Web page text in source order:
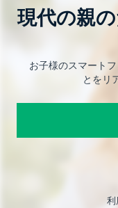
現代の親
お子様のスマート
とをリ
利